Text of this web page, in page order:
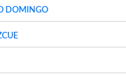
DOMINGO